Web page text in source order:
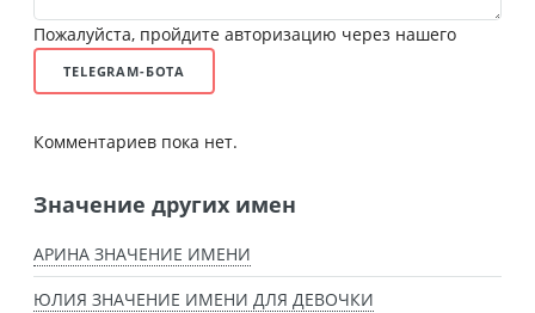
Пожалуйста, пройдите авторизацию через нашего
TELEGRAM-БОТА
Комментариев пока нет.
Значение других имен
АРИНА ЗНАЧЕНИЕ ИМЕНИ
ЮЛИЯ ЗНАЧЕНИЕ ИМЕНИ ДЛЯ ДЕВОЧКИ